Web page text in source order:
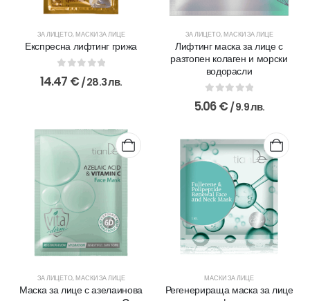
ЗА ЛИЦЕТО,МАСКИ ЗА ЛИЦЕ
Експресна лифтинг грижа
0out of 5
14.47 € / 28.3 лв.
ЗА ЛИЦЕТО,МАСКИ ЗА ЛИЦЕ
Лифтинг маска за лице с
разтопен колаген и морски
водорасли
0out of 5
5.06€ / 9.9 лв.
ЗА ЛИЦЕТО,МАСКИ ЗА ЛИЦЕ
Маска за лице с азелаинова
МАСКИ ЗА ЛИЦЕ
Регенерираща маска за лице